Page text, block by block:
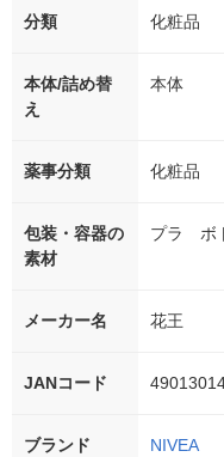
分類 化粧品
本体/詰め替
え
本体
薬事分類 化粧品
包装・容器の
素材
プラ ボ
メーカー名 花王
JANコード
ブランド NIVEA